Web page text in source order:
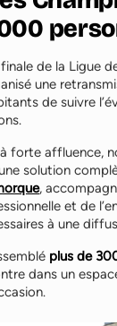
de la Ligue
une
de suivre
forte affluence,
solution
,
et de
à une
plus de
dans un